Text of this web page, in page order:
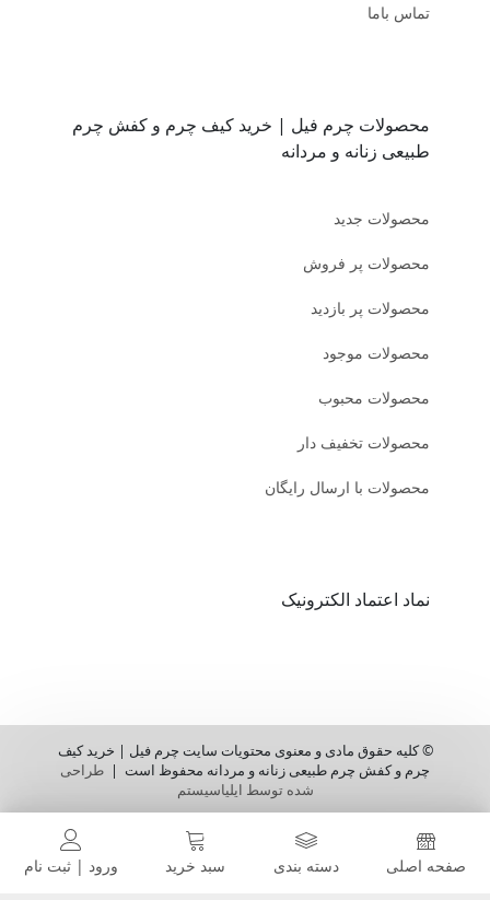
صفحه اصلی دسته بندی سبد خرید ورود | ثبت نام
تماس باما
محصولات چرم فیل | خرید کیف چرم و کفش چرم
طبیعی زنانه و مردانه
محصولات جدید
محصولات پر فروش
محصولات پر بازدید
محصولات موجود
محصولات محبوب
محصولات تخفیف دار
محصولات با ارسال رایگان
نماد اعتماد الکترونیک
© کلیه حقوق مادی و معنوی محتویات سایت چرم فیل | خرید کیف
چرم و کفش چرم طبیعی زنانه و مردانه محفوظ است | طراحی
شده توسط ایلیاسیستم